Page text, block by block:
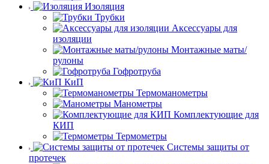
Изоляция
Трубки
Аксессуары для
изоляции
Монтажные маты/
рулоны
Гофротруба
КиП
Термоманометры
Манометры
Комплектующие для
КИП
Термометры
Системы защиты от
протечек